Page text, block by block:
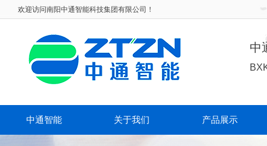
欢迎访问南阳中通智能科技集团有限公司！
中
中通智能 关于我们 产品展示